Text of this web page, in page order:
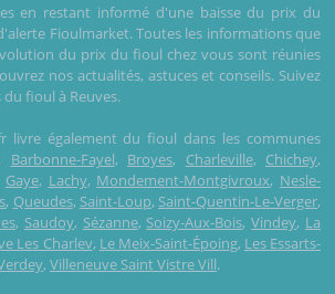
en restant informé d'une baisse du prix du
Fioulmarket. Toutes les informations que
du prix du fioul chez vous sont réunies
nos actualités, astuces et conseils. Suivez
fioul à Reuves.
livre également du fioul dans les communes
, Barbonne-Fayel, Broyes, Charleville, Chichey,
Gaye, Lachy, Mondement-Montgivroux, Nesle-
, Queudes, Saint-Loup, Saint-Quentin-Le-Verger,
, Saudoy, Sézanne, Soizy-Aux-Bois,Vindey, La
Les Charlev, Le Meix-Saint-Époing, Les Essarts-
, Villeneuve Saint Vistre Vill.